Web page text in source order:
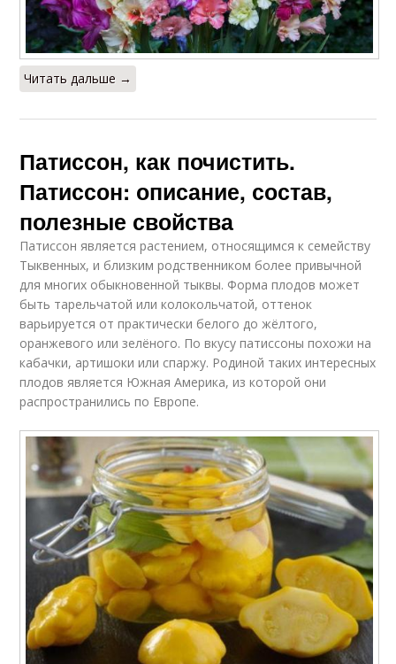
Читать дальше →
Патиссон, как почистить.
Патиссон: описание, состав,
полезные свойства
Патиссон является растением, относящимся к семейству
Тыквенных, и близким родственником более привычной
для многих обыкновенной тыквы. Форма плодов может
быть тарельчатой или колокольчатой, оттенок
варьируется от практически белого до жёлтого,
оранжевого или зелёного. По вкусу патиссоны похожи на
кабачки, артишоки или спаржу. Родиной таких интересных
плодов является Южная Америка, из которой они
распространились по Европе.